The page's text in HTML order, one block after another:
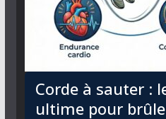
Corde à sauter :
ultime pour